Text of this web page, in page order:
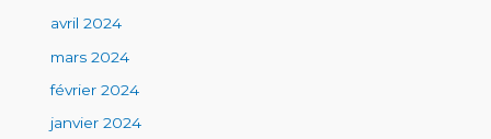
avril 2024
mars 2024
février 2024
janvier 2024